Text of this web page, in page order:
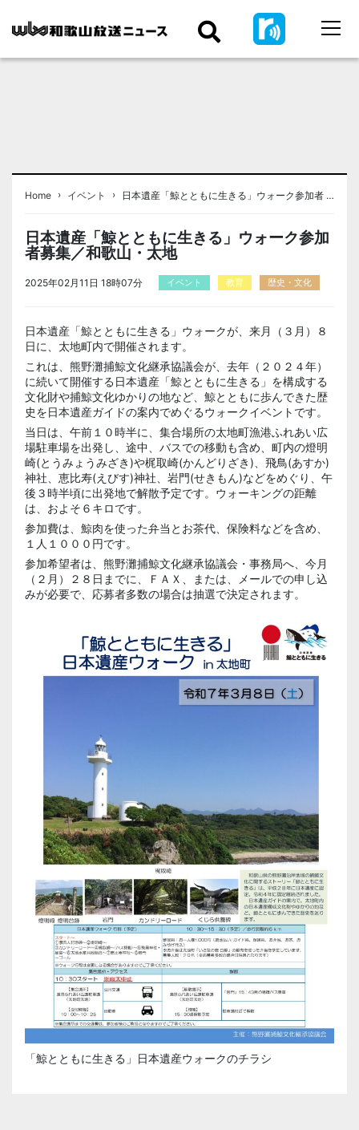
Home › イベント › 日本遺産「鯨とともに生きる」ウォーク参加者 …
日本遺産「鯨とともに生きる」ウォーク参加
者募集／和歌山・太地
2025年02月11日 18時07分 イベント 教育 歴史・文化
日本遺産「鯨とともに生きる」ウォークが、来月（３月）８
日に、太地町内で開催されます。
これは、熊野灘捕鯨文化継承協議会が、去年（２０２４年）
に続いて開催する日本遺産「鯨とともに生きる」を構成する
文化財や捕鯨文化ゆかりの地など、鯨とともに歩んできた歴
史を日本遺産ガイドの案内でめぐるウォークイベントです。
当日は、午前１０時半に、集合場所の太地町漁港ふれあい広
場駐車場を出発し、途中、バスでの移動も含め、町内の燈明
崎(とうみょうみざき)や梶取崎(かんどりざき)、飛鳥(あすか)
神社、恵比寿(えびす)神社、岩門(せきもん)などをめぐり、午
後３時半頃に出発地で解散予定です。ウォーキングの距離
は、およそ６キロです。
参加費は、鯨肉を使った弁当とお茶代、保険料などを含め、
１人１０００円です。
参加希望者は、熊野灘捕鯨文化継承協議会・事務局へ、今月
（２月）２８日までに、ＦＡＸ、または、メールでの申し込
みが必要で、応募者多数の場合は抽選で決定されます。
「鯨とともに生きる」日本遺産ウォークのチラシ